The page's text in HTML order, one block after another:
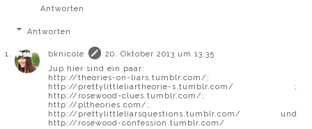
Antworten
Antworten
bknicole
20. Oktober 2013 um 13:35
Jup hier sind ein paar:
http://theories-on-liars.tumblr.com/;
http://prettylittleliartheorie-s.tumblr.com/ ;
http://rosewood-clues.tumblr.com/;
http://pltheories.com/;
http://prettylittleliarsquestions.tumblr.com/ und
http://rosewood-confession.tumblr.com/